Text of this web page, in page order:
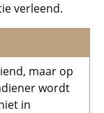
verleend.
maar op
wordt
in